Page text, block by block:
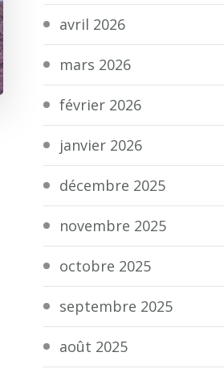
avril 2026
mars 2026
février 2026
janvier 2026
décembre 2025
novembre 2025
octobre 2025
septembre 2025
août 2025